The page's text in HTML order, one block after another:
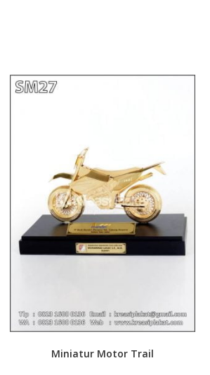
Miniatur Motor Trail